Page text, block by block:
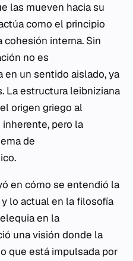
las mueven hacia su
como el principio
interna. Sin
no es
un sentido aislado, ya
La estructura leibniziana
origen griego al
pero la
de
en cómo se entendió la
lo actual en la filosofía
en la
una visión donde la
que está impulsada por